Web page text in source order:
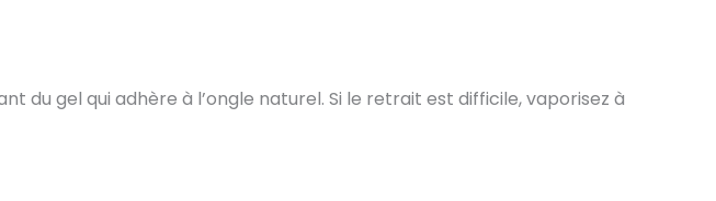
du gel qui adhère à l’ongle naturel. Si le retrait est difficile, vaporisez à